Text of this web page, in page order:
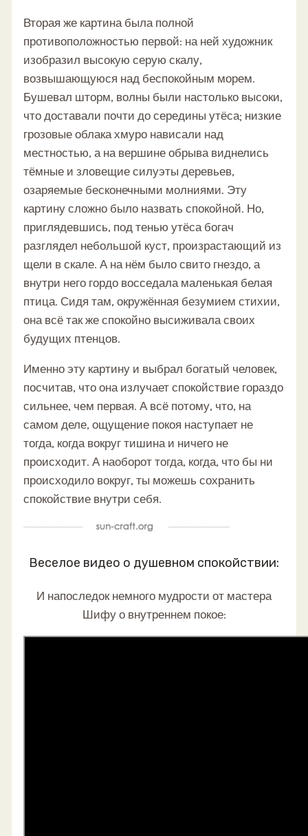
Вторая же картина была полной
противоположностью первой: на ней художник
изобразил высокую серую скалу,
возвышающуюся над беспокойным морем.
Бушевал шторм, волны были настолько высоки,
что доставали почти до середины утёса; низкие
грозовые облака хмуро нависали над
местностью, а на вершине обрыва виднелись
тёмные и зловещие силуэты деревьев,
озаряемые бесконечными молниями. Эту
картину сложно было назвать спокойной. Но,
приглядевшись, под тенью утёса богач
разглядел небольшой куст, произрастающий из
щели в скале. А на нём было свито гнездо, а
внутри него гордо восседала маленькая белая
птица. Сидя там, окружённая безумием стихии,
она всё так же спокойно высиживала своих
будущих птенцов.
Именно эту картину и выбрал богатый человек,
посчитав, что она излучает спокойствие гораздо
сильнее, чем первая. А всё потому, что, на
самом деле, ощущение покоя наступает не
тогда, когда вокруг тишина и ничего не
происходит. А наоборот тогда, когда, что бы ни
происходило вокруг, ты можешь сохранить
спокойствие внутри себя.
Веселое видео о душевном спокойствии:
И напоследок немного мудрости от мастера
Шифу о внутреннем покое: